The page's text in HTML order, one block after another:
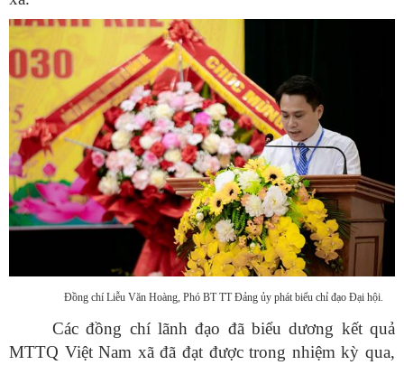
Đồng chí Liễu Văn Hoàng, Phó BT TT Đảng ủy phát biểu chỉ đạo Đại hội.
Các đồng chí lãnh đạo đã biểu dương kết quả
MTTQ Việt Nam xã đã đạt được trong nhiệm kỳ qua,